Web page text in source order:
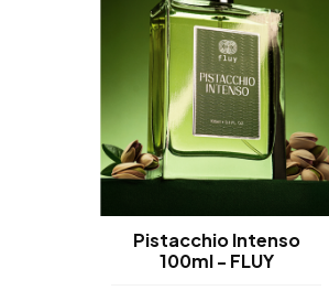
Pistacchio Intenso
100ml - FLUY